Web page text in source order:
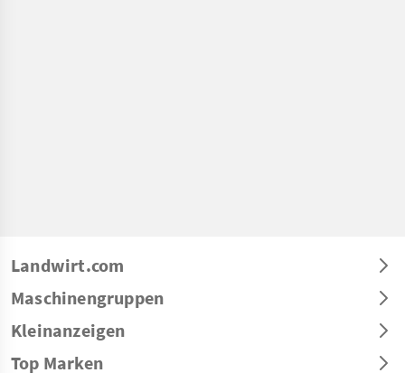
Landwirt.com
Maschinengruppen
Kleinanzeigen
Top Marken